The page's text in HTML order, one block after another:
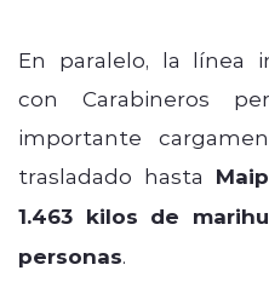
En paralelo, la línea
con Carabineros
importante
trasladado hasta
1.463 kilos de
personas.